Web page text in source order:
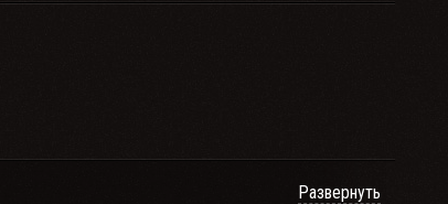
Развернуть